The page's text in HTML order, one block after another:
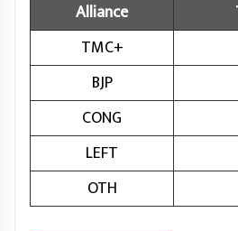
Alliance
TMC+
BJP
CONG
LEFT
OTH